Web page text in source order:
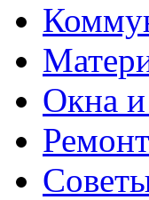
Окна
Ремонт